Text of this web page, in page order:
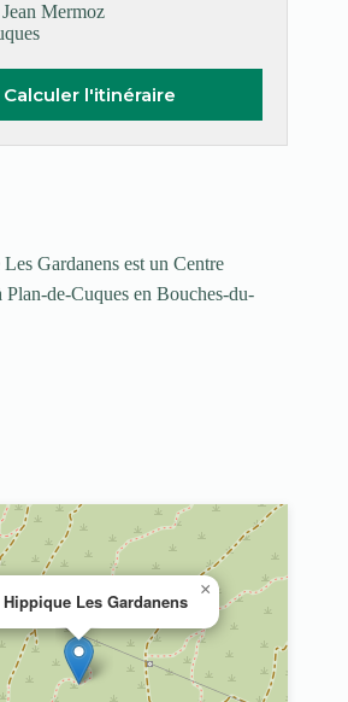
Gardanens est un Centre
Plan-de-Cuques en Bouches-du-
Mermoz
Calculer l'itinéraire
Les Gardanens
×